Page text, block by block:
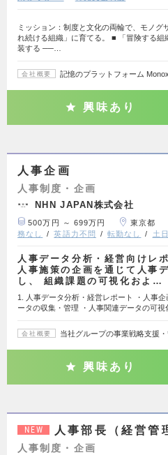
ミッション：制度と文化の両輪で、モノグ
れ続ける組織」に育てる。 ■ 「冒険する組
装する ──…
会社概要 記憶のプラットフォーム
興味あり
人事企画
人事制度・企画
NHN JAPAN株式会社
500万円 ～ 699万円 東京都
務なし
英語力不問 転勤なし 土
人事データ分析・経営向けレ
人事施策の企画を通じて人事
し、 組織課題の可視化およ…
1. 人事データ分析・経営レポート ・人事
ータの収集・管理 ・人事関連データの可視
会社概要 当社グループの事業戦略支援
興味あり
NEW 人事部長（経営管
人事制度・企画